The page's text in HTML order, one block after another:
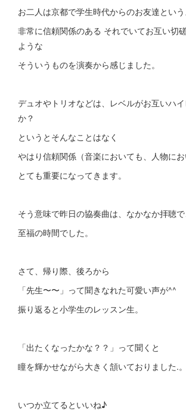
お二人は京都で学生時代からのお友達とい
非常に信頼関係のある それでいてお互い切
ような
そういうものを演奏から感じました。
デュオやトリオなどは、レベルがお互いハ
か？
というとそんなことはなく
やはり信頼関係（音楽においても、人物に
とても重要になってきます。
そう意味で昨日の協奏曲は、なかなか拝聴
至福の時間でした。
さて、帰り際、後ろから
「先生〜〜」って聞きなれた可愛い声が^^
振り返ると小学生のレッスン生。
「出たくなったかな？？」って聞くと
瞳を輝かせながら大きく頷いておりました.。
いつか立てるといいね♪